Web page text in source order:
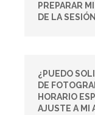
PREPARAR
DE LA
¿PUEDO
DE
HORARIO
AJUSTE A MI